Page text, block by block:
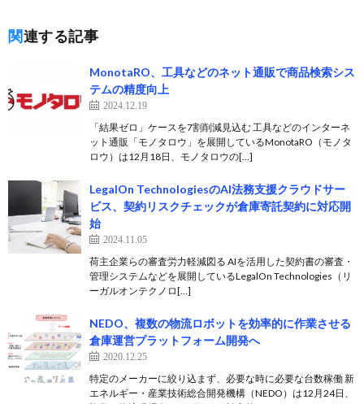
関連する記事
MonotaRO、工具などのネット通販で商品検索シス
テムの精度向上
2024.12.19
「結果ゼロ」ケースを7割削減見込む 工具などのインターネ
ット通販「モノタロウ」を展開しているMonotaRO（モノタ
ロウ）は12月18日、モノタロウの[…]
LegalOn TechnologiesのAI法務支援クラウドサー
ビス、契約リスクチェックが倉庫寄託契約に対応開
始
2024.11.05
荷主企業らの審査労力軽減図る AIを活用した契約書の審査・
管理システムなどを展開しているLegalOn Technologies（リ
ーガルオンテクノロ[…]
NEDO、複数の物流ロボットを効率的に作業させる
倉庫運営プラットフォーム開発へ
2020.12.25
特定のメーカーに絞り込まず、必要な時に必要な台数稼働 新
エネルギー・産業技術総合開発機構（NEDO）は12月24日、